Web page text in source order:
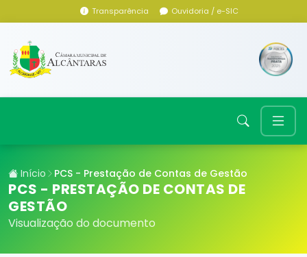
Transparência Ouvidoria / e-SIC
Início PCS - Prestação de Contas de Gestão
PCS - PRESTAÇÃO DE CONTAS DE
GESTÃO
Visualização do documento